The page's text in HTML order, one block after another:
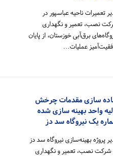
تعمیرات ناحیه عباسپور در
نصب، تعمیر و نگهداری
برق‌آبی خوزستان، از پایان
عملیات…
سازی مقدمات چرخش
واحد بهینه سازی شده
یک نیروگاه سد دز
پروژه بهینه‌سازی نیروگاه سد دز
نصب، تعمیر و نگهداری